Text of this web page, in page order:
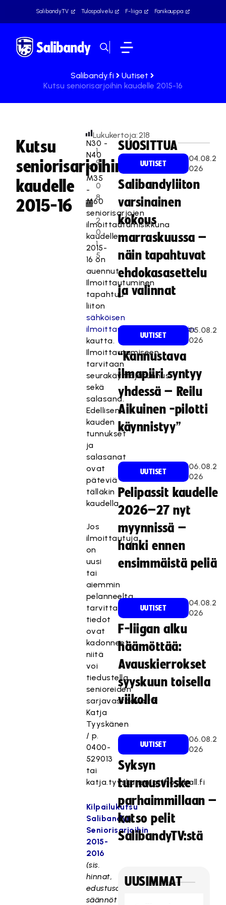
SalibandyTV Tulospalvelu F-liiga Fanikauppa
Salibandy.fi
Uutiset
Kutsu seniorisarjoihin kaudelle 2015-16
Kutsu
seniorisarjoihin
kaudelle
2015-16
1
9
.
0
8
.
2
0
1
5
Lukukertoja:218
N30 -
N40
ja
M35
-
M60
seniorisarjojen
ilmoittautumisikkuna
kaudelle
2015-
16 on
auennut.
Ilmoittautuminen
tapahtuu
liiton
sähköisen
ilmoittautumisjärjestelmän
kautta.
Ilmoittautumiseen
tarvitaan
seurakäyttäjätunnus
sekä
salasana.
Edellisen
kauden
tunnukset
ja
salasanat
ovat
päteviä
tälläkin
kaudella.
Jos
ilmoittautuja
on
uusi
tai
aiemmin
pelanneelta
tarvittavat
tiedot
ovat
kadonneet,
niitä
voi
tiedustella
senioreiden
sarjavastaavalta:
Katja
Tyyskänen
/ p.
0400-
529013
tai
katja.tyyskanen(at)floorball.fi
Kilpailukutsu
Salibandyn
Seniorisarjoihin
2015-
2016
(sis.
hinnat,
edustusoikeuksien
säännöt
SUOSITTUA
UUTISET
04.08.2
026
Salibandyliiton
varsinainen
kokous
marraskuussa –
näin tapahtuvat
ehdokasasettelu
ja valinnat
UUTISET
05.08.2
026
“Kannustava
ilmapiiri syntyy
yhdessä – Reilu
Aikuinen -pilotti
käynnistyy”
UUTISET
06.08.2
026
Pelipassit kaudelle
2026–27 nyt
myynnissä –
hanki ennen
ensimmäistä peliä
UUTISET
04.08.2
026
F-liigan alku
häämöttää:
Avauskierrokset
syyskuun toisella
viikolla
UUTISET
06.08.2
026
Syksyn
turnausvilske
parhaimmillaan –
katso pelit
SalibandyTV:stä
UUSIMMAT